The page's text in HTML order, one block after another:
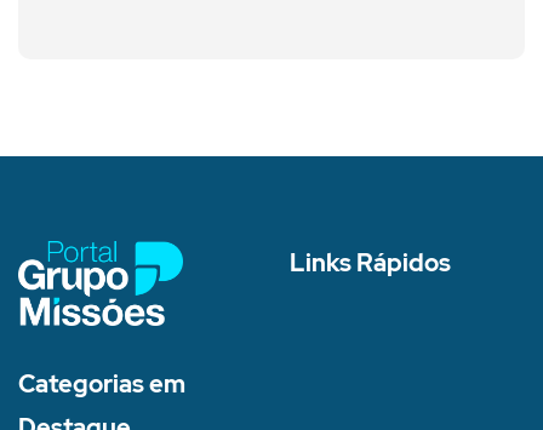
Links Rápidos
Categorias em